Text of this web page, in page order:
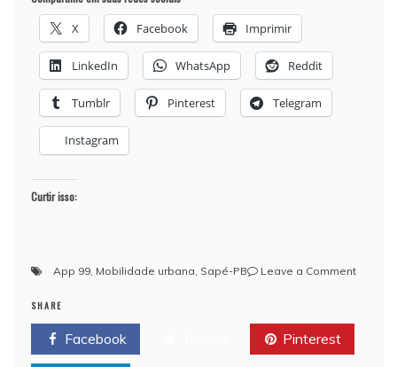
X Facebook Imprimir
LinkedIn WhatsApp Reddit
Tumblr Pinterest Telegram
Instagram
Curtir isso:
App 99 Mobilidade urbana Sapé-PB Leave a Commenton
SHARE
Facebook Pinterest